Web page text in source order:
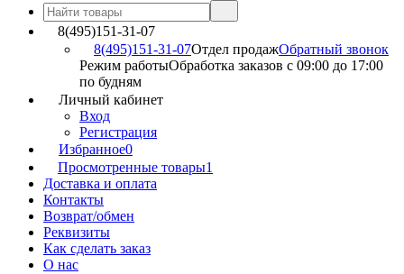
8(495)151-31-07
8(495)151-31-07Отдел продажОбратный звонок
Режим работыОбработка заказов с 09:00 до 17:00
по будням
Личный кабинет
Вход
Регистрация
Избранное0
Просмотренные товары1
Доставка и оплата
Контакты
Возврат/обмен
Реквизиты
Как сделать заказ
О нас